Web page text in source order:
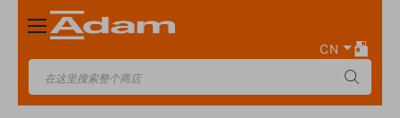
Toggle
Nav
CN